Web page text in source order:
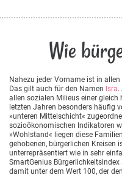
Wie
Nahezu jeder Vorname ist in
Das gilt auch für den Namen Isra.
allen sozialen Milieus einer gleich
letzten Jahren besonders häufig
»unteren Mittelschicht«
sozioökonomischen Indikatoren
»Wohlstand« liegen diese
gehobenen, bürgerlichen Kreisen
unterrepräsentiert wie in sehr
SmartGenius
damit unter dem Wert 100, der